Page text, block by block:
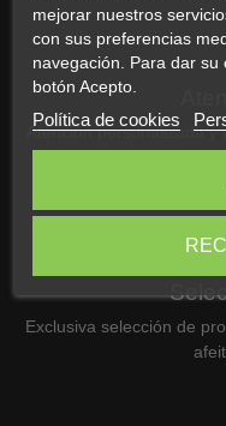
mejorar nuestros
con sus preferencias
navegación. Para dar
botón Acepto.
Política de cookies
Atención personalizada y
Exclusiva selección de